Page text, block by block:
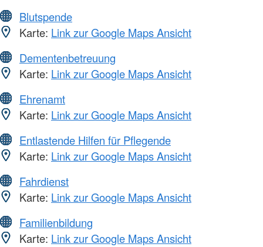
Blutspende
Karte: Link zur Google Maps Ansicht
Dementenbetreuung
Karte: Link zur Google Maps Ansicht
Ehrenamt
Karte: Link zur Google Maps Ansicht
Entlastende Hilfen für Pflegende
Karte: Link zur Google Maps Ansicht
Fahrdienst
Karte: Link zur Google Maps Ansicht
Familienbildung
Karte: Link zur Google Maps Ansicht